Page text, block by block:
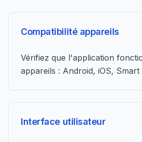
Compatibilité appareils
Vérifiez que l'application
appareils : Android, iOS, Smart
Interface utilisateur